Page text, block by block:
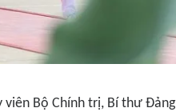
viên Bộ Chính trị, Bí thư